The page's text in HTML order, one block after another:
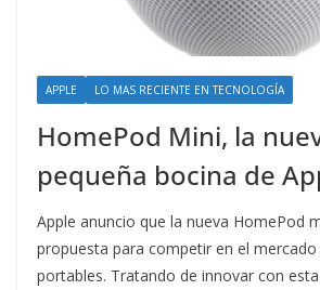
APPLE LO MAS RECIENTE EN TECNOLOGÍA
HomePod Mini, la
pequeña bocina de
Apple anuncio que la nueva HomePod
propuesta para competir en el mercado
portables. Tratando de innovar con